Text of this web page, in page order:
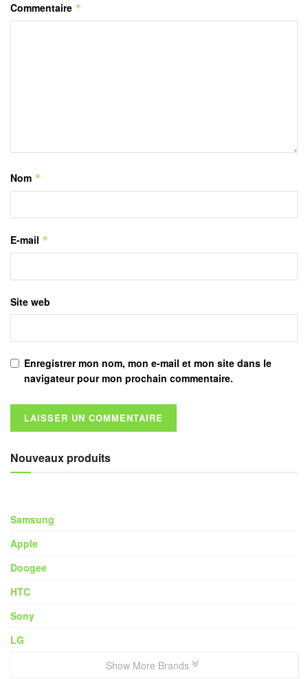
Commentaire *
Nom *
E-mail *
Site web
Enregistrer mon nom, mon e-mail et mon site dans le
navigateur pour mon prochain commentaire.
Nouveaux produits
Samsung
Apple
Doogee
HTC
Sony
LG
Show More Brands